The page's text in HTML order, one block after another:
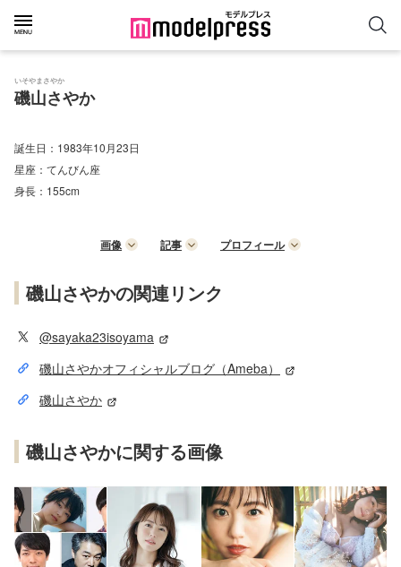
いそやまさやか
磯山さやか
誕生日： 1983年10月23日
星座： てんびん座
身長： 155cm
画像 記事 プロフィール
磯山さやかの関連リンク
@sayaka23isoyama
磯山さやかオフィシャルブログ（Ameba）
磯山さやか
磯山さやかに関する画像